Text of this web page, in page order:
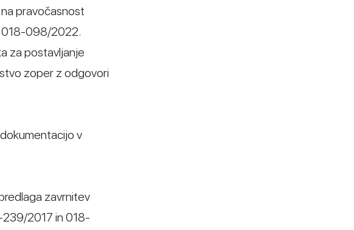
pravočasnost
018-098/2022.
za postavljanje
zoper z odgovori
v
zavrnitev
239/2017 in 018-